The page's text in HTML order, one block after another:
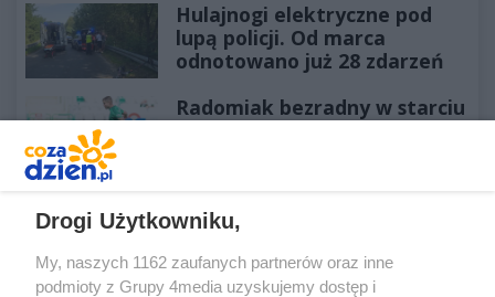
Hulajnogi elektryczne pod
lupą policji. Od marca
odnotowano już 28 zdarzeń
Radomiak bezradny w starciu
Elegancja w siodle! Zawody w
zachwycają swoim strojem
Drogi Użytkowniku,
My, naszych 1162 zaufanych partnerów oraz inne
podmioty z Grupy 4media uzyskujemy dostęp i